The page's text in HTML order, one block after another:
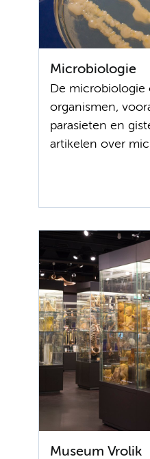
Microbiologie
De
organismen,
parasieten en
artikelen over
Museum Vrolik